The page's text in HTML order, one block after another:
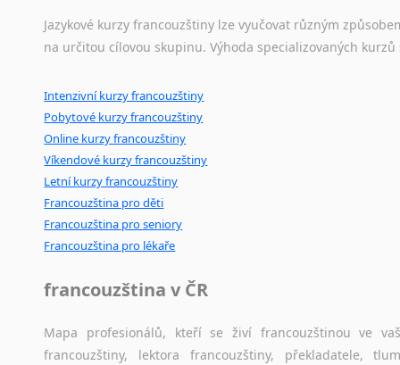
Jazykové kurzy francouzštiny lze vyučovat různým
na určitou cílovou skupinu. Výhoda specializovaných
Intenzivní kurzy francouzštiny
Pobytové kurzy francouzštiny
Online kurzy francouzštiny
Víkendové kurzy francouzštiny
Letní kurzy francouzštiny
Francouzština pro děti
Francouzština pro seniory
Francouzština pro lékaře
francouzština v ČR
Mapa profesionálů, kteří se živí francouzštinou ve
francouzštiny, lektora francouzštiny, překladatele,